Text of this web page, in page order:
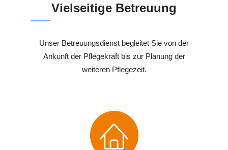
Vielseitige Betreuung
Unser Betreuungsdienst begleitet Sie von der
Ankunft der Pflegekraft bis zur Planung der
weiteren Pflegezeit.